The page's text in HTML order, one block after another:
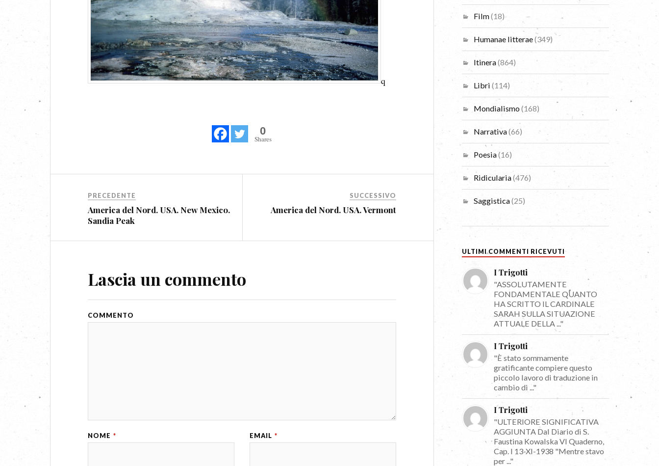
q
0
Shares
PRECEDENTE
America del Nord. USA. New Mexico.
Sandia Peak
SUCCESSIVO
America del Nord. USA. Vermont
Lascia un commento
COMMENTO
NOME * EMAIL *
Film(18)
Humanae litterae(349)
Itinera(864)
Libri (114)
Mondialismo(168)
Narrativa(66)
Poesia(16)
Ridicularia(476)
Saggistica(25)
ULTIMI COMMENTI RICEVUTI
I Trigotti
"ASSOLUTAMENTE
FONDAMENTALE QUANTO
HA SCRITTO IL CARDINALE
SARAH SULLA SITUAZIONE
ATTUALE DELLA ..."
I Trigotti
"È stato sommamente
gratificante compiere questo
piccolo lavoro di traduzione in
cambio di ..."
I Trigotti
"ULTERIORE SIGNIFICATIVA
AGGIUNTA Dal Diario di S.
Faustina Kowalska VI Quaderno,
Cap. I 13-XI-1938 "Mentre stavo
per ..."